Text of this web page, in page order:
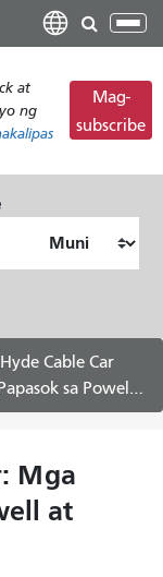
I-
ang
at
ng
Mag-
subscribe
Cable Car
Powell at Market -
Mga
at